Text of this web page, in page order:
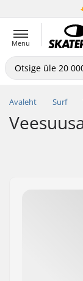
Menu
Avaleht Surf